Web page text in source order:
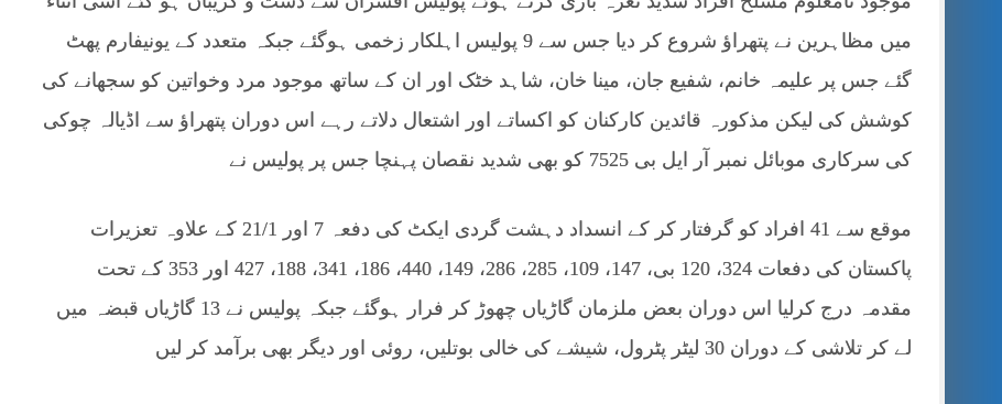
میں مظاہرین نے پتھراؤ شروع کر دیا جس سے 9 پولیس اہلکار زخمی ہوگئے جبکہ متعدد کے یونیفارم پھٹ
گئے جس پر علیمہ خانم، شفیع جان، مینا خان، شاہد خٹک اور ان کے ساتھ موجود مرد وخواتین کو سجھانے کی
کوشش کی لیکن مذکورہ قائدین کارکنان کو اکساتے اور اشتعال دلاتے رہے اس دوران پتھراؤ سے اڈیالہ چوکی
کی سرکاری موبائل نمبر آر ایل بی 7525 کو بھی شدید نقصان پہنچا جس پر پولیس نے
موقع سے 41 افراد کو گرفتار کر کے انسداد دہشت گردی ایکٹ کی دفعہ 7 اور 21/1 کے علاوہ تعزیرات
پاکستان کی دفعات 324، 120 بی، 147، 109، 285، 286، 149، 440، 186، 341، 188، 427 اور 353 کے تحت
مقدمہ درج کرلیا اس دوران بعض ملزمان گاڑیاں چھوڑ کر فرار ہوگئے جبکہ پولیس نے 13 گاڑیاں قبضہ میں
لے کر تلاشی کے دوران 30 لیٹر پٹرول، شیشے کی خالی بوتلیں، روئی اور دیگر بھی برآمد کر لیں